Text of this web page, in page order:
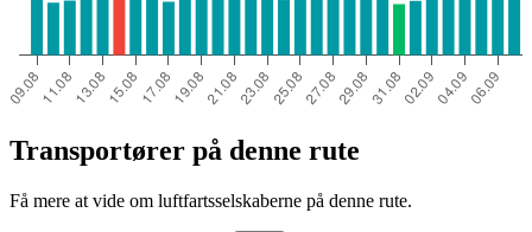
Transportører på denne rute
Få mere at vide om luftfartsselskaberne på denne rute.